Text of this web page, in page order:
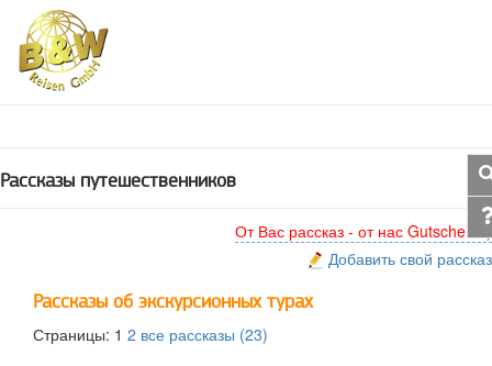
Рассказы путешественников
От Вас рассказ - от нас Gutschein :)
Добавить свой рассказ
Рассказы об экскурсионных турах
Страницы: 1 2 все рассказы (23)